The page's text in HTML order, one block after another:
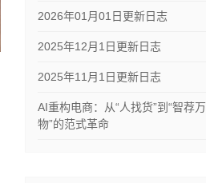
2026年01月01日更新日志
2025年12月1日更新日志
2025年11月1日更新日志
AI重构电商：从“人找货”到“智荐万
物”的范式革命